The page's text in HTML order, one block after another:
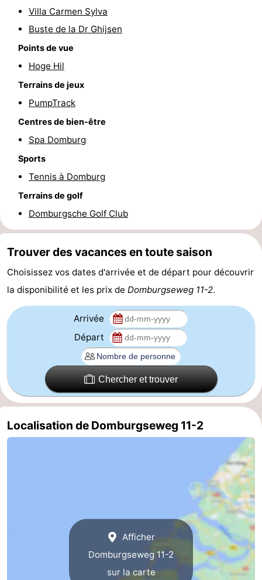
Route
Stationnement
Adresses
Médicales
Région
Zeeland
Duiveland
Brouwershaven
-
Bruinisse
-
Nature
Kop
Schouwen
-
Nature
-
Villa Carmen Sylva
Buste de la Dr Ghijsen
Points de vue
Hoge Hil
Terrains de jeux
PumpTrack
Centres de bien-être
Spa Domburg
Sports
Tennis à Domburg
Terrains de golf
Domburgsche Golf Club
Trouver des vacances en toute saison
Choisissez vos dates d'arrivée et de départ pour découvrir
la disponibilité et les prix de Domburgseweg 11-2.
Arrivée
Départ
Chercher et trouver
Localisation de Domburgseweg 11-2
Afficher
Domburgseweg 11-2
sur la carte